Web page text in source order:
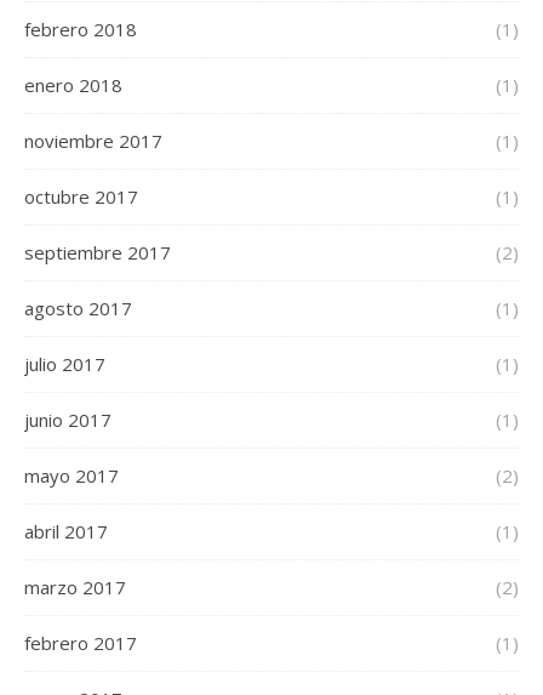
febrero 2018 (1)
enero 2018 (1)
noviembre 2017 (1)
octubre 2017 (1)
septiembre 2017 (2)
agosto 2017 (1)
julio 2017 (1)
junio 2017 (1)
mayo 2017 (2)
abril 2017 (1)
marzo 2017 (2)
febrero 2017 (1)